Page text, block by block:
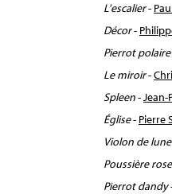
L'escalier-
Décor-
Pierrot polaire
Le miroir-
Spleen-Jean-
Église- Pierre
Violon de
Poussière rose
Pierrot dandy